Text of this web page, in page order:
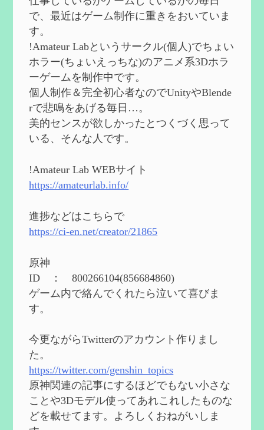
2024/09/02
第５６回 ムアラニの簡易解説と使用感な
ど【0~1凸】
2024/08/11
第５５回 【無凸無モチ】エミリエを使っ
てみた感想を作成
2024/06/26
第４９回 フリーナの簡易性能紹介とテン
ションについての検証を更新
2024/05/12
能と3凸までを更新
2024/05/11
eを3BBB化してみた
2024/04/26
2024/04/03
第４８回 ヌヴィレットの性能と凸比較
更新
2024/2/10
能 それぞれの強みなどを作成
2024/2/04
第５２回 璃月精鋭狩ルート【沈玉の谷
編】を作成
2024/1/25
Ultimate Trainerの使い方【RE2】を作成
で、最近はゲーム制作に重きをおいていま
す。
!Amateur Labというサークル(個人)でちょい
ホラー(ちょいえっちな)のアニメ系3Dホラ
ーゲームを制作中です。
個人制作＆完全初心者なのでUnityやBlende
rで悲鳴をあげる毎日…。
美的センスが欲しかったとつくづく思って
いる、そんな人です。
!Amateur Lab WEBサイト
https://amateurlab.info/
進捗などはこちらで
https://ci-en.net/creator/21865
原神
ID ： 800266104(856684860)
ゲーム内で絡んでくれたら泣いて喜びま
す。
今更ながらTwitterのアカウント作りまし
た。
https://twitter.com/genshin_topics
原神関連の記事にするほどでもない小さな
ことや3Dモデル使ってあれこれしたものな
どを載せてます。よろしくおねがいしま